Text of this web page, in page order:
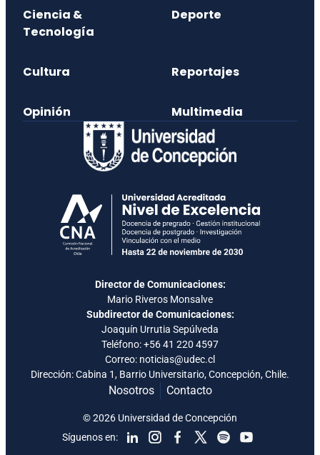
Ciencia &
Tecnología
Deporte
Cultura Reportajes
Opinión Multimedia
Director de Comunicaciones:
Mario Riveros Monsalve
Subdirector de Comunicaciones:
Joaquín Urrutia Sepúlveda
Teléfono:+56 41 220 4597
Correo: noticias@udec.cl
Dirección: Cabina 1, Barrio Universitario, Concepción, Chile.
Nosotros Contacto
Síguenos en:
© 2026 Universidad de Concepción